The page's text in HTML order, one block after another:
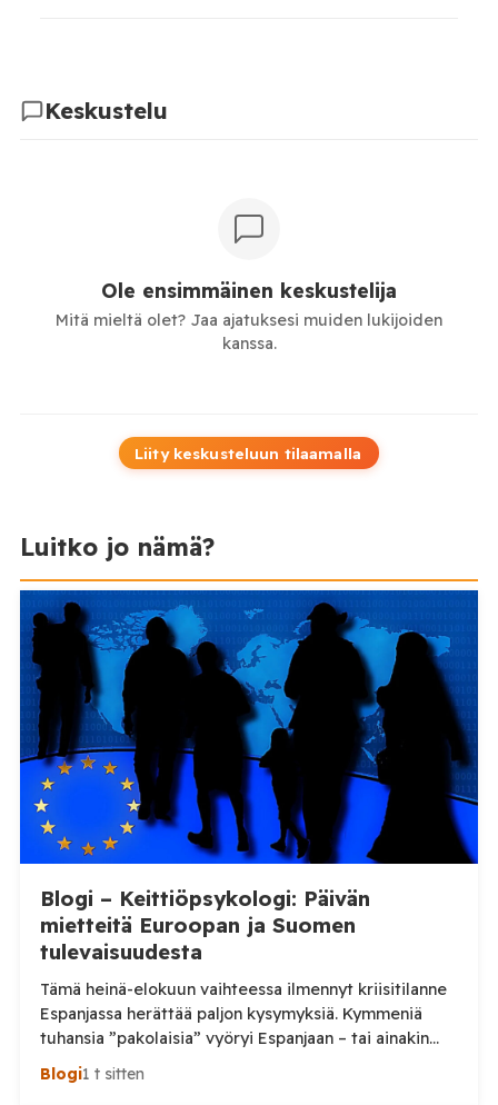
Keskustelu
Ole ensimmäinen keskustelija
Mitä mieltä olet? Jaa ajatuksesi muiden lukijoiden
kanssa.
Liity keskusteluun tilaamalla
Luitko jo nämä?
Blogi – Keittiöpsykologi: Päivän
mietteitä Euroopan ja Suomen
tulevaisuudesta
Tämä heinä-elokuun vaihteessa ilmennyt kriisitilanne
Espanjassa herättää paljon kysymyksiä. Kymmeniä
tuhansia ”pakolaisia” vyöryi Espanjaan – tai ainakin
tuhansia, kun en aivan tarkkaa tilannetta tiedä.
Viimeisin tieto, jonka näin oli perjantai-illalta
Blogi1 t sitten